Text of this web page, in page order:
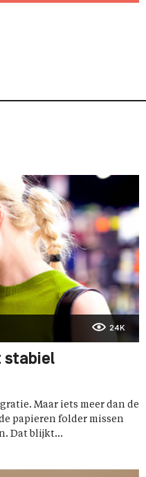
24K
stabiel
Maar iets meer dan de
papieren folder missen
Dat blijkt...